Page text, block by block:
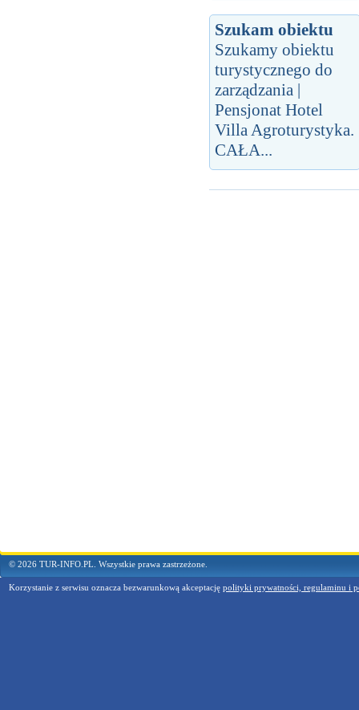
Szukam obiektu
Szukamy obiektu
turystycznego do
zarządzania |
Pensjonat Hotel
Villa Agroturystyka.
CAŁA...
© 2026 TUR-INFO.PL. Wszystkie prawa zastrzeżone.
Korzystanie z serwisu oznacza bezwarunkową akceptację polityki prywatności, regulaminu i